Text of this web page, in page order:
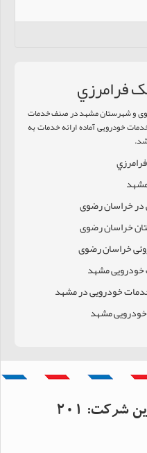
فرامرزي
و شهرستان مشهد در صنف خدمات
خودرویی آماده ارائه خدمات به
در خراسان رضوی
خراسان رضوی
خراسان رضوی
خودرویی مشهد
خودرویی در مشهد
خودرویی مشهد
رضوی
مشهد
این شرکت: 201